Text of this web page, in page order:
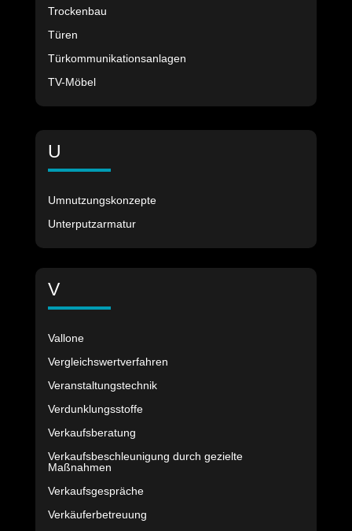
Trockenbau
Türen
Türkommunikationsanlagen
TV-Möbel
U
Umnutzungskonzepte
Unterputzarmatur
V
Vallone
Vergleichswertverfahren
Veranstaltungstechnik
Verdunklungsstoffe
Verkaufsberatung
Verkaufsbeschleunigung durch gezielte
Maßnahmen
Verkaufsgespräche
Verkäuferbetreuung